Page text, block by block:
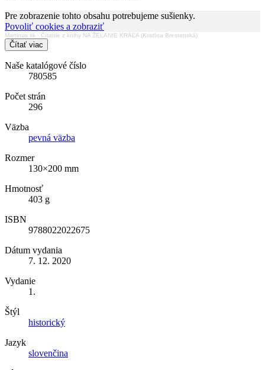
Pre zobrazenie tohto obsahu potrebujeme sušienky.
Povoliť cookies a zobraziť
Martinus.sk · Čítanie z knihy NA ŽELANIE KRÁĽA (Kristína Brestenská)
Čítať viac
Naše katalógové číslo
780585
Počet strán
296
Väzba
pevná väzba
Rozmer
130×200 mm
Hmotnosť
403 g
ISBN
9788022022675
Dátum vydania
7. 12. 2020
Vydanie
1.
Štýl
historický
Jazyk
slovenčina